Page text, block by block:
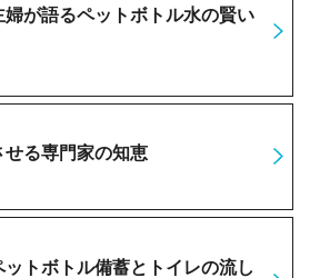
婦が語るペットボトル水の賢い
る専門家の知恵
トボトル備蓄とトイレの流し